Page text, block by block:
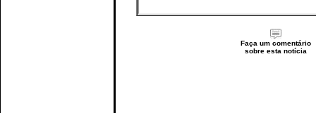
Faça um comentário
sobre esta notícia